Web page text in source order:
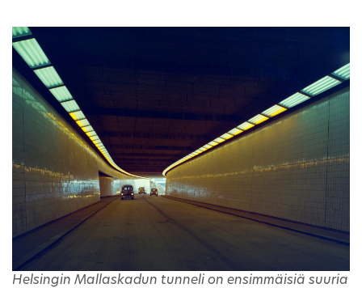
Helsingin Mallaskadun tunneli on ensimmäisiä suuria